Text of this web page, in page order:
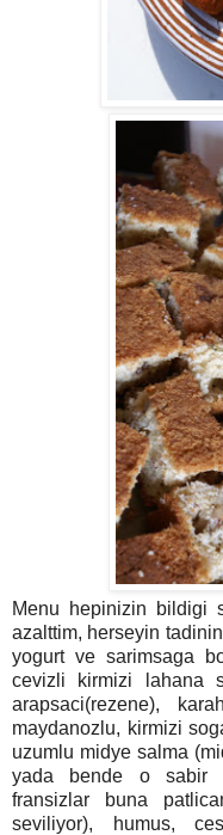
Menu hepinizin bildigi
azalttim, herseyin
yogurt ve sarimsaga
cevizli kirmizi lahana
arapsaci(rezene),
maydanozlu, kirmizi
uzumlu midye salma
yada bende o sabir
fransizlar buna
seviliyor), humus,